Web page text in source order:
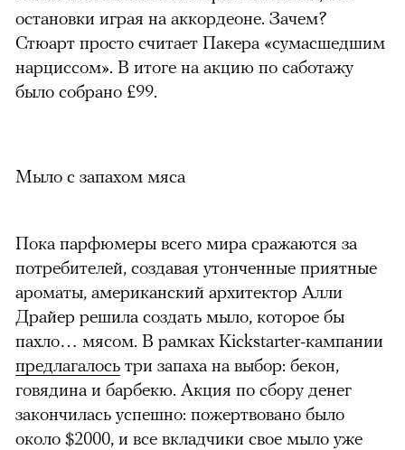
остановки играя на аккордеоне. Зачем?
Стюарт просто считает Пакера «сумасшедшим
нарциссом». В итоге на акцию по саботажу
было собрано £99.
Мыло с запахом мяса
Пока парфюмеры всего мира сражаются за
потребителей, создавая утонченные приятные
ароматы, американский архитектор Алли
Драйер решила создать мыло, которое бы
пахло… мясом. В рамках Kickstarter-кампании
предлагалось три запаха на выбор: бекон,
говядина и барбекю. Акция по сбору денег
закончилась успешно: пожертвовано было
около $2000, и все вкладчики свое мыло уже